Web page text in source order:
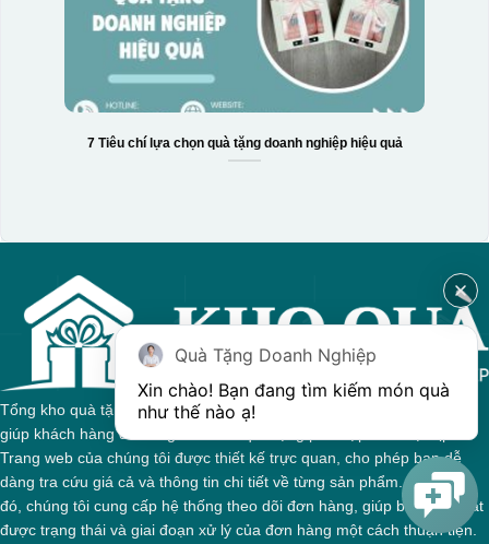
7 Tiêu chí lựa chọn quà tặng doanh nghiệp hiệu quả
Tổng kho quà tặng của chúng tôi tự hào với sự đa dạng sản phẩm,
giúp khách hàng dễ dàng tìm kiếm quà tặng phù hợp cho mọi dịp.
Trang web của chúng tôi được thiết kế trực quan, cho phép bạn dễ
dàng tra cứu giá cả và thông tin chi tiết về từng sản phẩm. Bên cạnh
đó, chúng tôi cung cấp hệ thống theo dõi đơn hàng, giúp bạn nắm bắt
được trạng thái và giai đoạn xử lý của đơn hàng một cách thuận tiện.
Quà Tặng Doanh Nghiệp
Xin chào! Bạn đang tìm kiếm món quà
như thế nào ạ!